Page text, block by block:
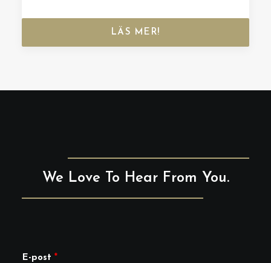
LÄS MER!
We Love To Hear From You.
E-post *